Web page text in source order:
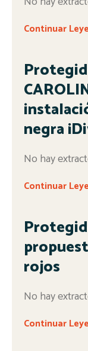
Continuar
negra
No hay
Continuar
rojos
No hay
Continuar